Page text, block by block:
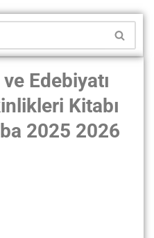
Edebiyatı
Kitabı
2025 2026